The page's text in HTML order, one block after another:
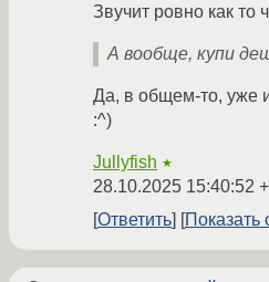
Звучит ровно как то
А вообще, купи
Да, в общем-то, уже
:^)
Jullyfish ★
28.10.2025 15:40:52
Ответить Показать